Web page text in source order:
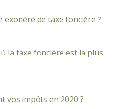
exonéré de taxe foncière ?
la taxe foncière est la plus
vos impôts en 2020 ?